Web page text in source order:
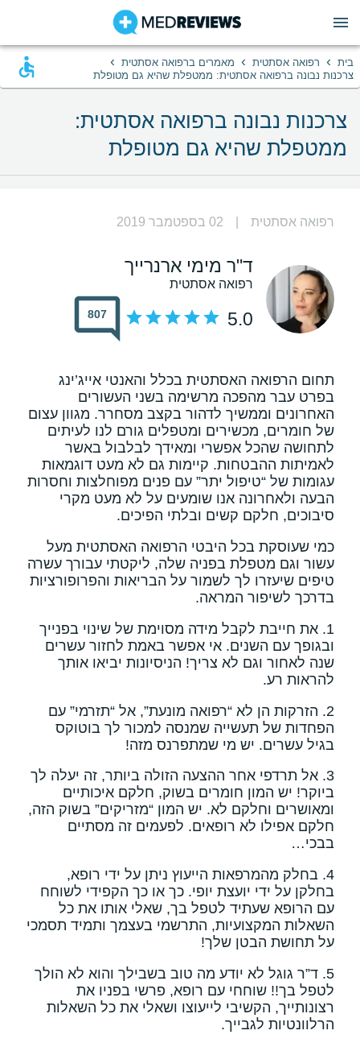
בית › רפואה אסתטית › מאמרים ברפואה אסתטית ›
צרכנות נבונה ברפואה אסתטית: ממטפלת שהיא גם מטופלת
צרכנות נבונה ברפואה אסתטית:
ממטפלת שהיא גם מטופלת
רפואה אסתטית 02 בספטמבר 2019
ד"ר מימי ארנרייך
רפואה אסתטית
5.0
807
תחום הרפואה האסתטית בכלל והאנטי אייג’ינג
בפרט עבר מהפכה מרשימה בשני העשורים
האחרונים וממשיך לדהור בקצב מסחרר. מגוון עצום
של חומרים, מכשירים ומטפלים גורם לנו לעיתים
לתחושה שהכל אפשרי ומאידך לבלבול באשר
לאמיתות ההבטחות. קיימות גם לא מעט דוגמאות
עגומות של “טיפול יתר” עם פנים מפוחלצות וחסרות
הבעה ולאחרונה אנו שומעים על לא מעט מקרי
סיבוכים, חלקם קשים ובלתי הפיכים.
כמי שעוסקת בכל היבטי הרפואה האסתטית מעל
עשור וגם מטפלת בפניה שלה, ליקטתי עבורך עשרה
טיפים שיעזרו לך לשמור על הבריאות והפרופורציות
בדרכך לשיפור המראה.
1. את חייבת לקבל מידה מסוימת של שינוי בפנייך
ובגופך עם השנים. אי אפשר באמת לחזור עשרים
שנה לאחור וגם לא צריך! הניסיונות יביאו אותך
להראות רע.
2. הזרקות הן לא “רפואה מונעת”, אל “תזרמי” עם
הפחדות של תעשייה שמנסה למכור לך בוטוקס
בגיל עשרים. יש מי שמתפרנס מזה!
3. אל תרדפי אחר ההצעה הזולה ביותר, זה יעלה לך
ביוקר! יש המון חומרים בשוק, חלקם איכותיים
ומאושרים וחלקם לא. יש המון “מזריקים” בשוק הזה,
חלקם אפילו לא רופאים. לפעמים זה מסתיים
בבכי…
4. בחלק מהמרפאות הייעוץ ניתן על ידי רופא,
בחלקן על ידי יועצת יופי. כך או כך הקפידי לשוחח
עם הרופא שעתיד לטפל בך, שאלי אותו את כל
השאלות המקצועיות, התרשמי בעצמך ותמיד תסמכי
על תחושת הבטן שלך!
5. ד”ר גוגל לא יודע מה טוב בשבילך והוא לא הולך
לטפל בך!! שוחחי עם רופא, פרשי בפניו את
רצונותייך, הקשיבי לייעוצו ושאלי את כל השאלות
הרלוונטיות לגבייך.